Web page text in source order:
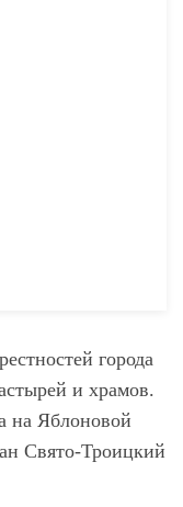
города
и храмов.
на Яблоновой
Свято-Троицкий